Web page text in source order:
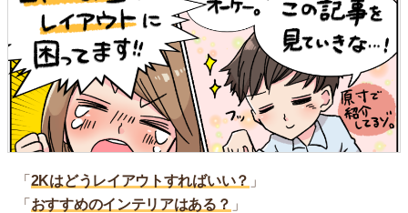
「 2Kはどうレイアウトすればいい？ 」
「 おすすめのインテリアはある？ 」